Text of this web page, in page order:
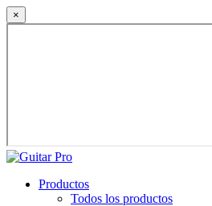
×
Productos
Todos los productos